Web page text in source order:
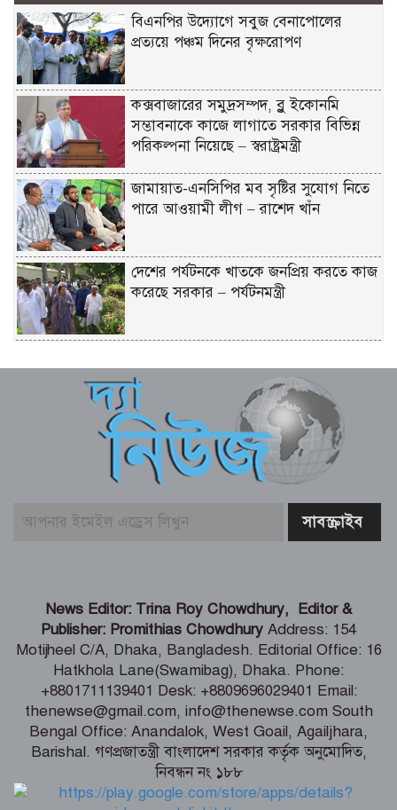
বিএনপির উদ্যোগে সবুজ বেনাপোলের
প্রত্যয়ে পঞ্চম দিনের বৃক্ষরোপণ
কক্সবাজারের সমুদ্রসম্পদ, ব্লু ইকোনমি
সম্ভাবনাকে কাজে লাগাতে সরকার বিভিন্ন
পরিকল্পনা নিয়েছে – স্বরাষ্ট্রমন্ত্রী
জামায়াত-এনসিপির মব সৃষ্টির সুযোগ নিতে
পারে আওয়ামী লীগ – রাশেদ খাঁন
দেশের পর্যটনকে খাতকে জনপ্রিয় করতে কাজ
করেছে সরকার – পর্যটনমন্ত্রী
প্রত্যাহার স্ত্রীর
দেশে হাম উপসর্গে আরও ৩ জনের মৃত্যু
দিল্লিতে শেখ হাসিনার বক্তব্য নিয়ে যা বলছে
পাইকগাছায় নার্সারীতে গুটি কলম তৈরিতে
ব্যস্ত সময় পার করছেন শ্রমিকরা
মুসলিম ন্যাটো ঘোষণা
মিঠুনকে হাসপাতালে দেখতে গেলেন মুখ্যমন্ত্রী
শুভেন্দু অধিকারী
News Editor: Trina Roy Chowdhury, Editor &
Publisher: Promithias Chowdhury Address: 154
Motijheel C/A, Dhaka, Bangladesh. Editorial Office: 16
Hatkhola Lane(Swamibag), Dhaka. Phone:
+8801711139401 Desk: +8809696029401 Email:
thenewse@gmail.com, info@thenewse.com South
Bengal Office: Anandalok, West Goail, Agailjhara,
Barishal. গণপ্রজাতন্ত্রী বাংলাদেশ সরকার কর্তৃক অনুমোদিত,
নিবন্ধন নং ১৮৮